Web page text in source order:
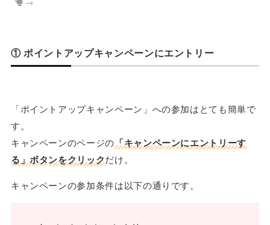
① ポイントアップキャンペーンにエントリー
「ポイントアップキャンペーン」への参加はとても簡単で
す。
キャンペーンのページの「キャンペーンにエントリーす
る」ボタンをクリックだけ。
キャンペーンの参加条件は以下の通りです。